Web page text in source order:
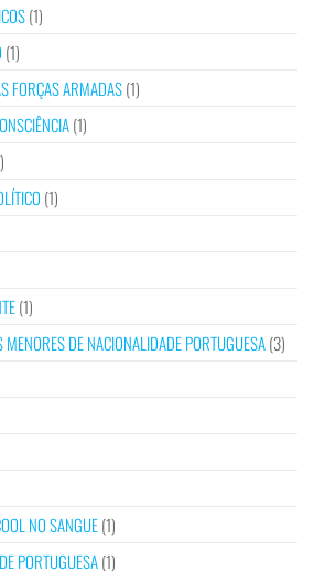
(1)
(1)
FORÇAS ARMADAS(1)
(1)
(1)
(1)
DE NACIONALIDADE PORTUGUESA(3)
NO SANGUE(1)
PORTUGUESA(1)